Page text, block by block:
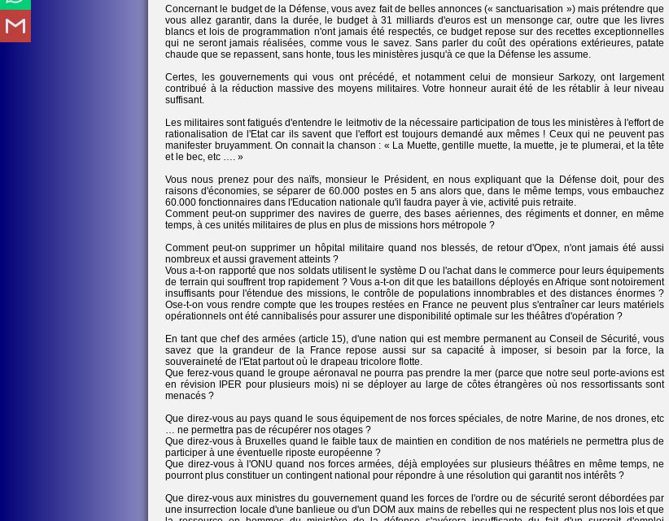
Concernant le budget de la Défense, vous avez fait de belles annonces (« sanctuarisation ») mais prétendre que
vous allez garantir, dans la durée, le budget à 31 milliards d'euros est un mensonge car, outre que les livres
blancs et lois de programmation n'ont jamais été respectés, ce budget repose sur des recettes exceptionnelles
qui ne seront jamais réalisées, comme vous le savez. Sans parler du coût des opérations extérieures, patate
chaude que se repassent, sans honte, tous les ministères jusqu'à ce que la Défense les assume.
Certes, les gouvernements qui vous ont précédé, et notamment celui de monsieur Sarkozy, ont largement
contribué à la réduction massive des moyens militaires. Votre honneur aurait été de les rétablir à leur niveau
suffisant.
Les militaires sont fatigués d'entendre le leitmotiv de la nécessaire participation de tous les ministères à l'effort de
rationalisation de l'Etat car ils savent que l'effort est toujours demandé aux mêmes ! Ceux qui ne peuvent pas
manifester bruyamment. On connait la chanson : « La Muette, gentille muette, la muette, je te plumerai, et la tête
et le bec, etc …. »
Vous nous prenez pour des naïfs, monsieur le Président, en nous expliquant que la Défense doit, pour des
raisons d'économies, se séparer de 60.000 postes en 5 ans alors que, dans le même temps, vous embauchez
60.000 fonctionnaires dans l'Education nationale qu'il faudra payer à vie, activité puis retraite.
Comment peut-on supprimer des navires de guerre, des bases aériennes, des régiments et donner, en même
temps, à ces unités militaires de plus en plus de missions hors métropole ?
Comment peut-on supprimer un hôpital militaire quand nos blessés, de retour d'Opex, n'ont jamais été aussi
nombreux et aussi gravement atteints ?
Vous a-t-on rapporté que nos soldats utilisent le système D ou l'achat dans le commerce pour leurs équipements
de terrain qui souffrent trop rapidement ? Vous a-t-on dit que les bataillons déployés en Afrique sont notoirement
insuffisants pour l'étendue des missions, le contrôle de populations innombrables et des distances énormes ?
Ose-t-on vous rendre compte que les troupes restées en France ne peuvent plus s'entraîner car leurs matériels
opérationnels ont été cannibalisés pour assurer une disponibilité optimale sur les théâtres d'opération ?
En tant que chef des armées (article 15), d'une nation qui est membre permanent au Conseil de Sécurité, vous
savez que la grandeur de la France repose aussi sur sa capacité à imposer, si besoin par la force, la
souveraineté de l'Etat partout où le drapeau tricolore flotte.
Que ferez-vous quand le groupe aéronaval ne pourra pas prendre la mer (parce que notre seul porte-avions est
en révision IPER pour plusieurs mois) ni se déployer au large de côtes étrangères où nos ressortissants sont
menacés ?
Que direz-vous au pays quand le sous équipement de nos forces spéciales, de notre Marine, de nos drones, etc
… ne permettra pas de récupérer nos otages ?
Que direz-vous à Bruxelles quand le faible taux de maintien en condition de nos matériels ne permettra plus de
participer à une éventuelle riposte européenne ?
Que direz-vous à l'ONU quand nos forces armées, déjà employées sur plusieurs théâtres en même temps, ne
pourront plus constituer un contingent national pour répondre à une résolution qui garantit nos intérêts ?
Que direz-vous aux ministres du gouvernement quand les forces de l'ordre ou de sécurité seront débordées par
une insurrection locale d'une banlieue ou d'un DOM aux mains de rebelles qui ne respectent plus nos lois et que